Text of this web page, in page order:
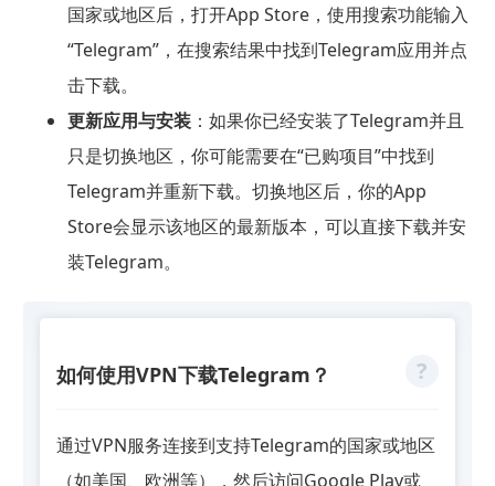
国家或地区后，打开App Store，使用搜索功能输入
“Telegram”，在搜索结果中找到Telegram应用并点
击下载。
更新应用与安装：如果你已经安装了Telegram并且
只是切换地区，你可能需要在“已购项目”中找到
Telegram并重新下载。切换地区后，你的App
Store会显示该地区的最新版本，可以直接下载并安
装Telegram。
如何使用VPN下载Telegram？
通过VPN服务连接到支持Telegram的国家或地区
（如美国、欧洲等），然后访问Google Play或